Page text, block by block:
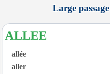
Large
ALLEE
allée
aller